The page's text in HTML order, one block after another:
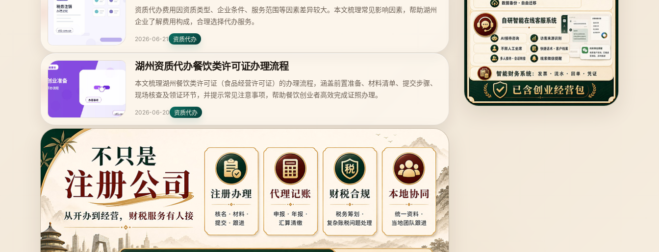
资质代办费用因资质类型、企业条件、服务范围等因素差异较大。本文梳理常见影响因素，帮助湖州
企业了解费用构成，合理选择代办服务。
2026-06-21 资质代办
湖州资质代办餐饮类许可证办理流程
本文梳理湖州餐饮类许可证（食品经营许可证）的办理流程，涵盖前置准备、材料清单、提交步骤、
现场核查及领证环节，并提示常见注意事项，帮助餐饮创业者高效完成证照办理。
2026-06-20 资质代办